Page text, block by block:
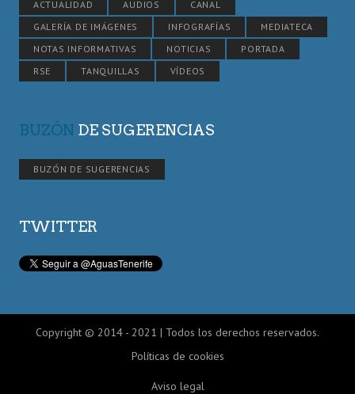
ACTUALIDAD AUDIOS
CANAL
GALERÍA DE IMÁGENES
INFOGRAFÍAS
MEDIATECA
NOTAS INFORMATIVAS
NOTICIAS
PORTADA
RSE
TANQUILLAS VÍDEOS
BUZÓN DE SUGERENCIAS
BUZÓN DE SUGERENCIAS
TWITTER
Copyright © 2014 - 2021 | Todos los derechos reservados.
Políticas de cookies
Aviso legal